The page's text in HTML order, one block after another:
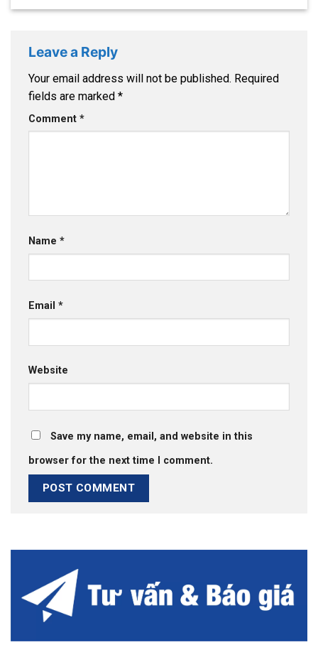
Leave a Reply
Your email address will not be published. Required
fields are marked *
Comment *
Name *
Email *
Website
Save my name, email, and website in this
browser for the next time I comment.